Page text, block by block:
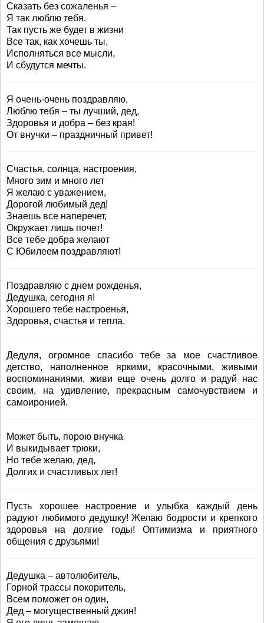
Сказать без сожаленья –
Я так люблю тебя.
Так пусть же будет в жизни
Все так, как хочешь ты,
Исполняться все мысли,
И сбудутся мечты.
Я очень-очень поздравляю,
Люблю тебя – ты лучший, дед,
Здоровья и добра – без края!
От внучки – праздничный привет!
Счастья, солнца, настроения,
Много зим и много лет
Я желаю с уважением,
Дорогой любимый дед!
Знаешь все наперечет,
Окружает лишь почет!
Все тебе добра желают
С Юбилеем поздравляют!
Поздравляю с днем рожденья,
Дедушка, сегодня я!
Хорошего тебе настроенья,
Здоровья, счастья и тепла.
Дедуля, огромное спасибо тебе за мое счастливое
детство, наполненное яркими, красочными, живыми
воспоминаниями, живи еще очень долго и радуй нас
своим, на удивление, прекрасным самочувствием и
самоиронией.
Может быть, порою внучка
И выкидывает трюки,
Но тебе желаю, дед,
Долгих и счастливых лет!
Пусть хорошее настроение и улыбка каждый день
радуют любимого дедушку! Желаю бодрости и крепкого
здоровья на долгие годы! Оптимизма и приятного
общения с друзьями!
Дедушка – автолюбитель,
Горной трассы покоритель,
Всем поможет он один,
Дед – могущественный джин!